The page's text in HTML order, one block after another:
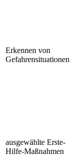
Erkennen von
Gefahrensituationen
ausgewählte Erste-
Hilfe-Maßnahmen